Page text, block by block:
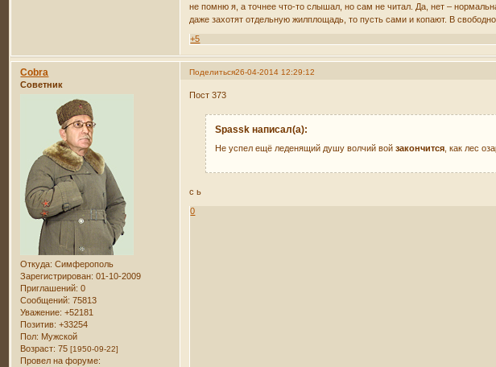
не помню я, а точнее что-то слышал, но сам не читал. Да, нет –
даже захотят отдельную жилплощадь, то пусть сами и копают. В
+5
Поделиться26-04-2014 12:29:12
Cobra
Советник
Откуда: Симферополь
Зарегистрирован: 01-10-2009
Приглашений: 0
Сообщений: 75813
Уважение: +52181
Позитив: +33254
Пол: Мужской
Возраст: 75[1950-09-22]
Провел на форуме:
Пост 373
Spassk написал(а):
Не успел ещё леденящий душу волчий войзакончится , как лес
с ь
0